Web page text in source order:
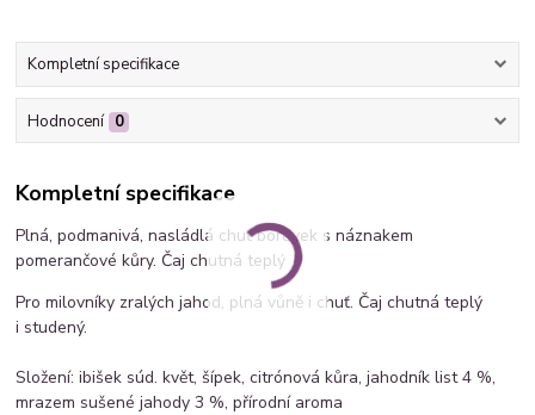
Kompletní specifikace
Hodnocení 0
Kompletní specifikace
Plná, podmanivá, nasládlá chuť borůvek s náznakem
pomerančové kůry. Čaj chutná teplý
Pro milovníky zralých jahod, plná vůně i chuť. Čaj chutná teplý
i studený.
Složení: ibišek súd. květ, šípek, citrónová kůra, jahodník list 4 %,
mrazem sušené jahody 3 %, přírodní aroma